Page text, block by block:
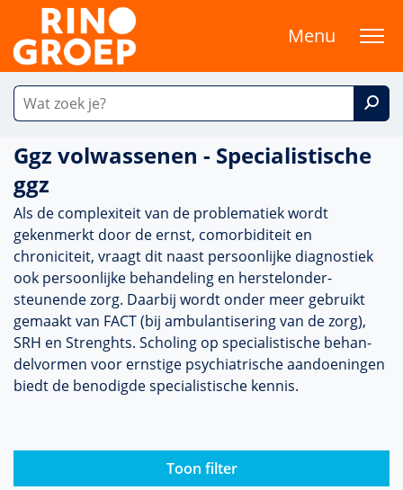
Menu
Ggz volwassenen - Specialistische
ggz
Als de complexiteit van de proble­ma­tiek wordt
gekenmerkt door de ernst, comorbiditeit en
chroniciteit, vraagt dit naast per­soon­lijke diag­nos­tiek
ook per­soon­lijke behan­del­ing en herstelonder­
steunende zorg. Daarbij wordt onder meer gebruikt
gemaakt van FACT (bij ambu­lantisering van de zorg),
SRH en Strenghts. Scholing op specialis­tische behan­
delvormen voor ernstige psychia­trische aan­doeningen
biedt de benodigde specialis­tische kennis.
Toon filter